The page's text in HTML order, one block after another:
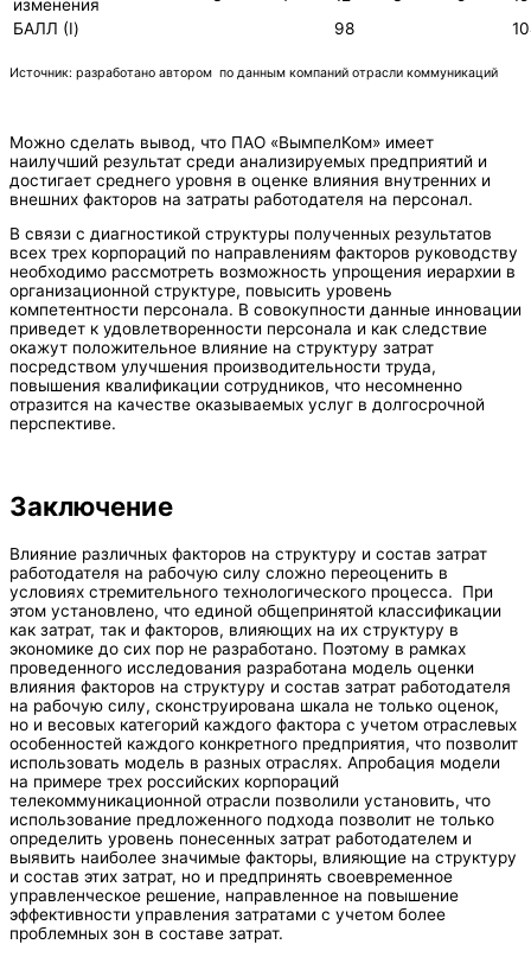
изменения
БАЛЛ (I)
98
Источник: разработано автором по данным компаний отрасли коммуникаций
Можно сделать вывод, что ПАО «ВымпелКом» имеет
наилучший результат среди анализируемых предприятий и
достигает среднего уровня в оценке влияния внутренних и
внешних факторов на затраты работодателя на персонал.
В связи с диагностикой структуры полученных результатов
всех трех корпораций по направлениям факторов руководству
необходимо рассмотреть возможность упрощения иерархии в
организационной структуре, повысить уровень
компетентности персонала. В совокупности данные инновации
приведет к удовлетворенности персонала и как следствие
окажут положительное влияние на структуру затрат
посредством улучшения производительности труда,
повышения квалификации сотрудников, что несомненно
отразится на качестве оказываемых услуг в долгосрочной
перспективе.
Заключение
Влияние различных факторов на структуру и состав затрат
работодателя на рабочую силу сложно переоценить в
условиях стремительного технологического процесса. При
этом установлено, что единой общепринятой классификации
как затрат, так и факторов, влияющих на их структуру в
экономике до сих пор не разработано. Поэтому в рамках
проведенного исследования разработана модель оценки
влияния факторов на структуру и состав затрат работодателя
на рабочую силу, сконструирована шкала не только оценок,
но и весовых категорий каждого фактора с учетом отраслевых
особенностей каждого конкретного предприятия, что позволит
использовать модель в разных отраслях. Апробация модели
на примере трех российских корпораций
телекоммуникационной отрасли позволили установить, что
использование предложенного подхода позволит не только
определить уровень понесенных затрат работодателем и
выявить наиболее значимые факторы, влияющие на структуру
и состав этих затрат, но и предпринять своевременное
управленческое решение, направленное на повышение
эффективности управления затратами с учетом более
проблемных зон в составе затрат.